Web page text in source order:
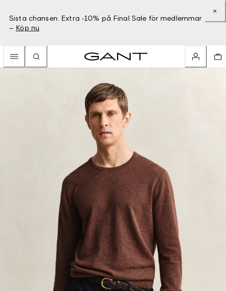
Sista chansen: Extra -10% på Final Sale för medlemmar
– Köp nu